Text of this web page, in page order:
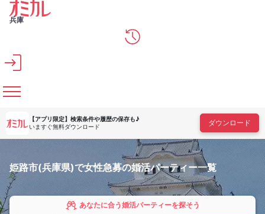
メインコンテンツへスキップ
兵庫
【アプリ限定】 検索条件や履歴の保存も♪
いますぐ無料ダウンロード
ダウンロード
姫路市(兵庫県)で女性急募の婚活パーティー一覧
あなたに合う婚活パーティーを探そう